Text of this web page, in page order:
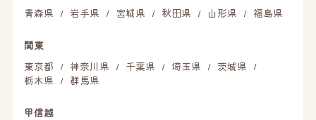
青森県
/ 岩手県 / 宮城県 / 秋田県 / 山形県 / 福島県
関東
東京都
/ 神奈川県 / 千葉県 / 埼玉県 / 茨城県 /
栃木県 / 群馬県
甲信越